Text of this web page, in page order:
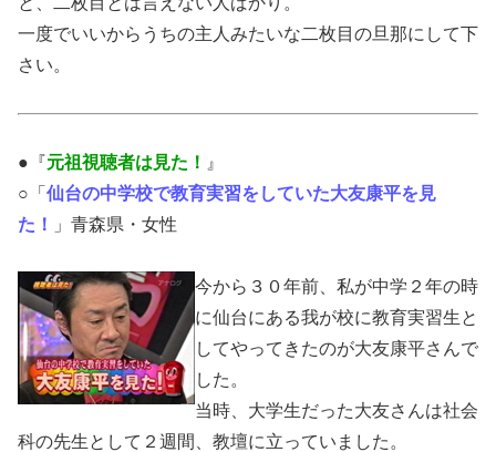
一度でいいからうちの主人みたいな二枚目の旦那にして下
さい。
●『元祖視聴者は見た！ 』
○「 仙台の中学校で教育実習をしていた大友康平を見
た！
」青森県・女性
今から３０年前、私が中学２年の時
に仙台にある我が校に教育実習生と
してやってきたのが大友康平さんで
した。
当時、大学生だった大友さんは社会
科の先生として２週間、教壇に立っていました。